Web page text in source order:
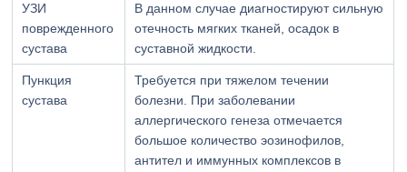
УЗИ
поврежденного
сустава
В данном случае диагностируют сильную
отечность мягких тканей, осадок в
суставной жидкости.
Пункция
сустава
Требуется при тяжелом течении
болезни. При заболевании
аллергического генеза отмечается
большое количество эозинофилов,
антител и иммунных комплексов в